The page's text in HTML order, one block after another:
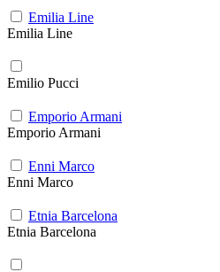
Emilia Line
Emilia Line
Emilio Pucci
Emporio Armani
Emporio Armani
Enni Marco
Enni Marco
Etnia Barcelona
Etnia Barcelona